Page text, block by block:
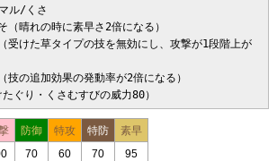
ル/くさ
（晴れの時に素早さ2倍になる）
草タイプの技を無効にし、攻撃が1段階上が
技の追加効果の発動率が2倍になる）
ぐり・くさむすびの威力80）
防御 特攻 特防 素早
70 60 70 95